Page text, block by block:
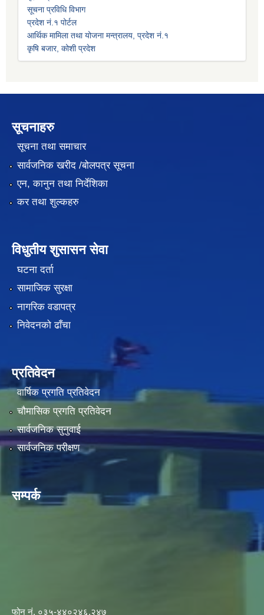
सूचना प्रविधि विभाग
प्रदेश नं.१ पोर्टल
आर्थिक मामिला तथा योजना मन्त्रालय, प्रदेश नं.१
कृषि बजार, कोशी प्रदेश
सूचनाहरु
सूचना तथा समाचार
सार्वजनिक खरीद /बोलपत्र सूचना
एन, कानुन तथा निर्देशिका
कर तथा शुल्कहरु
विधुतीय शुसासन सेवा
घटना दर्ता
सामाजिक सुरक्षा
नागरिक वडापत्र
निवेदनको ढाँचा
प्रतिवेदन
वार्षिक प्रगति प्रतिवेदन
चौमासिक प्रगति प्रतिवेदन
सार्वजनिक सुनुवाई
सार्वजनिक परीक्षण
सम्पर्क
फोन नं. ०३५-४४०२४६,२४७